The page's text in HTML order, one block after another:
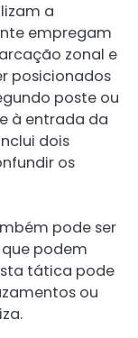
a
empregam
zonal e
posicionados
poste ou
à entrada da
dois
os
pode ser
podem
tática pode
ou